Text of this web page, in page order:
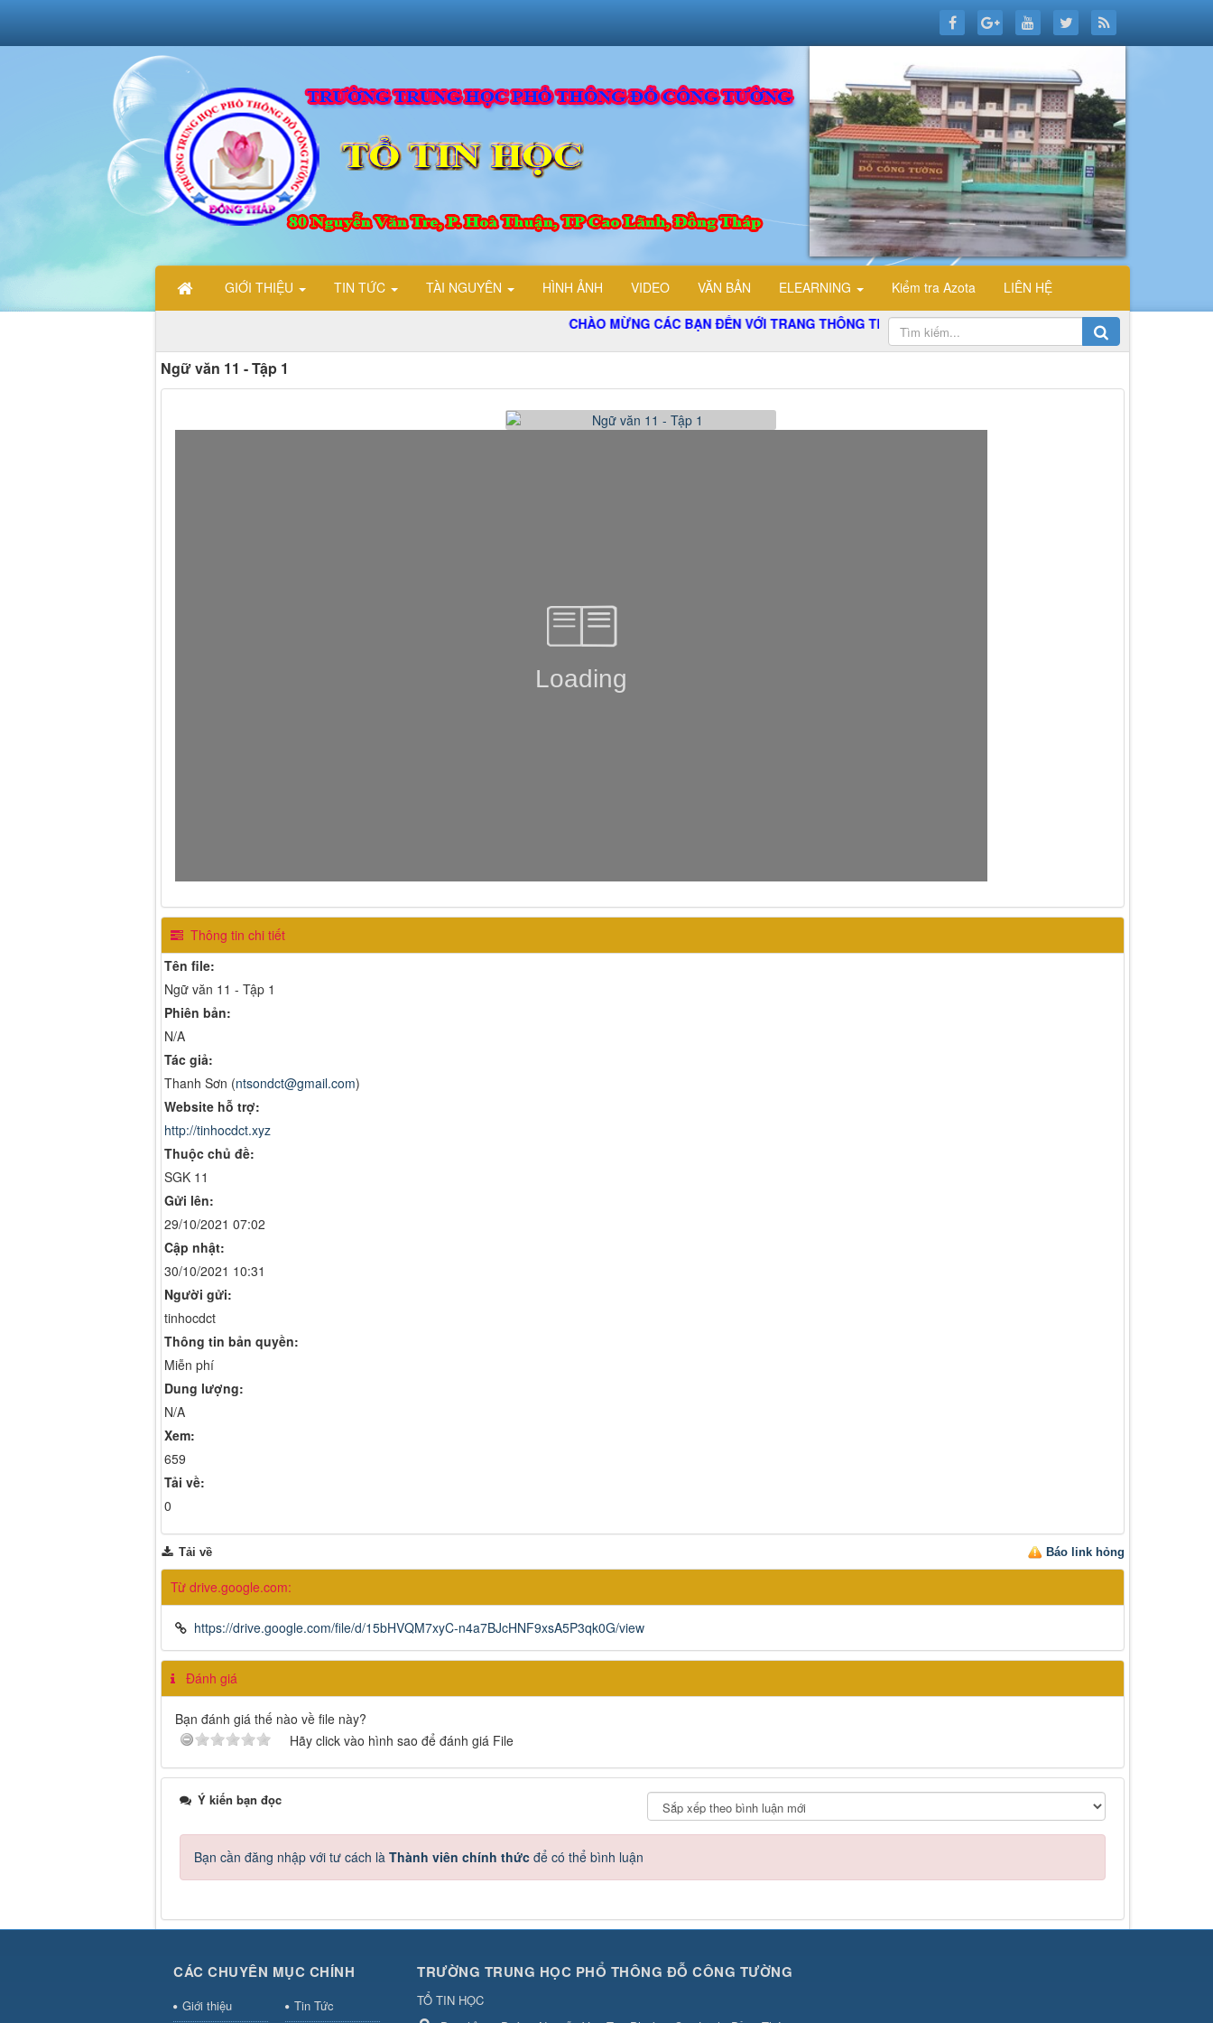
GIỚI THIỆU TIN TỨC TÀI NGUYÊN HÌNH ẢNH VIDEO VĂN BẢN ELEARNING Kiểm tra Azota
LIÊN HỆ
CHÀO MỪNG CÁC BẠN ĐẾN VỚI TRANG THÔNG TIN ĐIỆN TỬ TỔ TIN HỌC TRƯỜNG THPT ĐỖ CÔNG TƯỜNG
Ngữ văn 11 - Tập 1
Thông tin chi tiết
Tên file:
Ngữ văn 11 - Tập 1
Phiên bản:
N/A
Tác giả:
Thanh Sơn (ntsondct@gmail.com)
Website hỗ trợ:
http://tinhocdct.xyz
Thuộc chủ đề:
SGK 11
Gửi lên:
29/10/2021 07:02
Cập nhật:
30/10/2021 10:31
Người gửi:
tinhocdct
Thông tin bản quyền:
Miễn phí
Dung lượng:
N/A
Xem:
659
Tải về:
0
Báo link hỏng
Tải về
Từ drive.google.com:
https://drive.google.com/file/d/15bHVQM7xyC-n4a7BJcHNF9xsA5P3qk0G/view
Đánh giá
Bạn đánh giá thế nào về file này?
Hãy click vào hình sao để đánh giá File
Ý kiến bạn đọc
Bạn cần đăng nhập với tư cách là Thành viên chính thức để có thể bình luận
CÁC CHUYÊN MỤC CHÍNH
Giới thiệu Tin Tức
TRƯỜNG TRUNG HỌC PHỔ THÔNG ĐỖ CÔNG TƯỜNG
TỔ TIN HỌC